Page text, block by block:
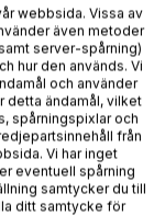
webbsida. Vissa av
även metoder
server-spårning)
hur den används. Vi
och använder
detta ändamål, vilket
spårningspixlar och
från
Vi har inget
eventuell spårning
samtycker du till
ditt samtycke för